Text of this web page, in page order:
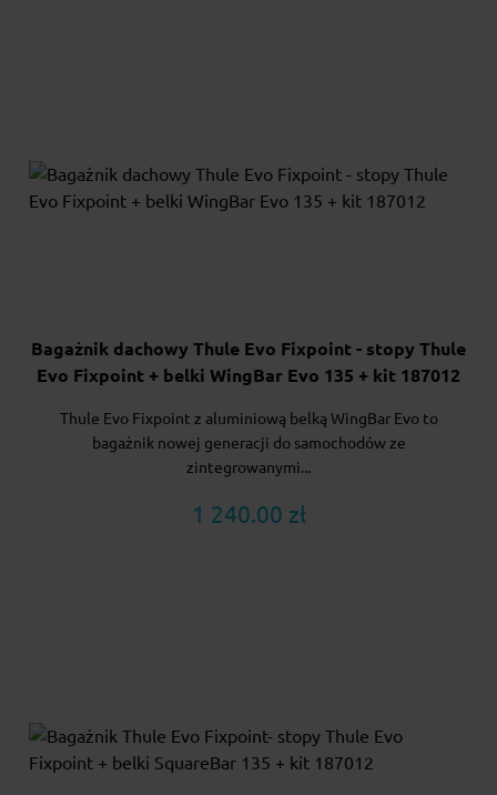
Bagażnik dachowy Thule Evo Fixpoint - stopy Thule
Evo Fixpoint + belki WingBar Evo 135 + kit 187012
Thule Evo Fixpoint z aluminiową belką WingBar Evo to
bagażnik nowej generacji do samochodów ze
zintegrowanymi...
1 240.00 zł